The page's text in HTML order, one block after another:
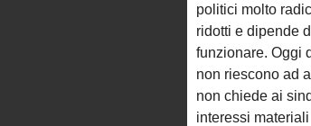
politici molto
ridotti e dipende
funzionare. Oggi
non riescono ad
non chiede ai
interessi